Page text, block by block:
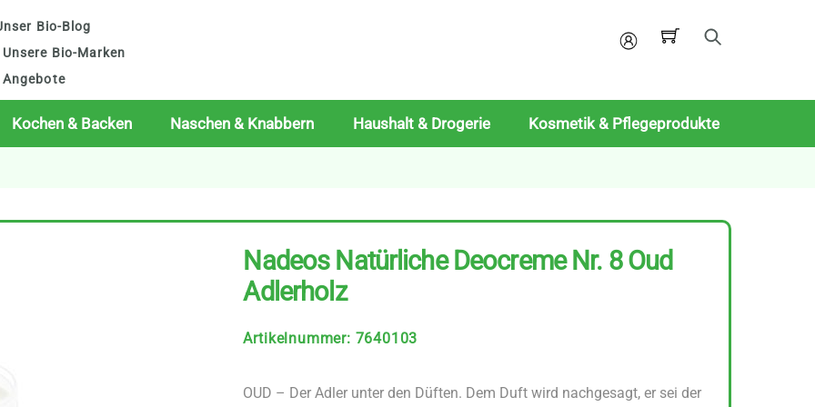
Bio-Blog
Unsere Bio-Marken
Angebote
Mein
Kochen & Backen Naschen & Knabbern Haushalt & Drogerie Kosmetik & Pflegeprodukte
Nadeos Natürliche Deocreme Nr. 8 Oud
Adlerholz
Artikelnummer: 7640103
OUD – Der Adler unter den Düften. Dem Duft wird nachgesagt, er sei der